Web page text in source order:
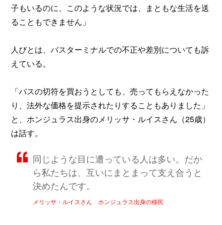
子もいるのに、このような状況では、まともな生活を送
ることもできません」
人びとは、バスターミナルでの不正や差別についても訴
えている。
「バスの切符を買おうとしても、売ってもらえなかった
り、法外な価格を提示されたりすることもありました」
と、ホンジュラス出身のメリッサ・ルイスさん（25歳）
は話す。
同じような目に遭っている人は多い。だか
ら私たちは、互いにまとまって支え合うと
決めたんです。
メリッサ・ルイスさん ホンジュラス出身の移民